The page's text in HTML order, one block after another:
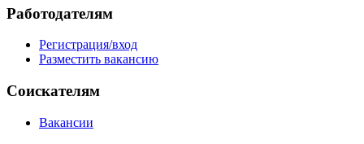
Работодателям
Регистрация/вход
Разместить вакансию
Соискателям
Вакансии